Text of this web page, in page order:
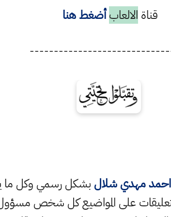
قناة الالعاب أضغط هنا
احمد مهدي شلال بشكل رسمي وكل ما
على المواضيع كل شخص مسؤول